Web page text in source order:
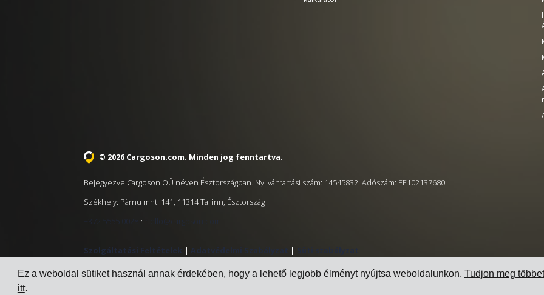
Ez a weboldal sütiket használ annak érdekében, hogy a lehető legjobb élményt nyújtsa weboldalunkon. Tudjon meg többet
itt.
© 2026 Cargoson.com. Minden jog fenntartva.
Bejegyezve Cargoson OÜ néven Észtországban. Nyilvántartási szám: 14545832. Adószám: EE102137680.
Székhely: Pärnu mnt. 141, 11314 Tallinn, Észtország
+372 5555 0028
· hello@cargoson.com
Szolgáltatási Feltételek | Adatvédelmi Szabályzat |